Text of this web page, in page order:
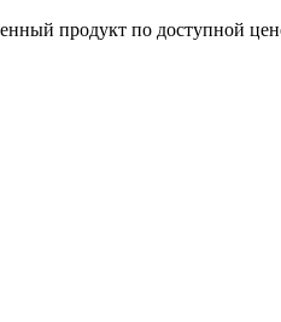
продукт по доступной